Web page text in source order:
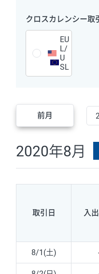
クロスカレンシー取
EU
L/
U
SL
前月
2020年8月
取引日 入出
8/1(土)